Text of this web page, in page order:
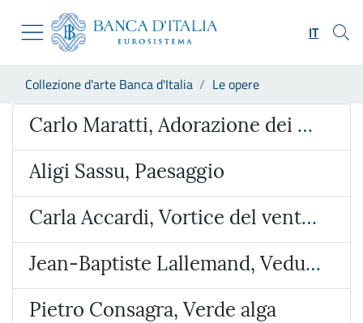
Skip to Main Content
Vai al sito istituzionale
Vai al menu di navigazione
Vai alla ricerca
Vai al footer
IT
Collezione d'arte Banca d'Italia Le opere
Opera
Carlo Maratti, Adorazione dei Magi
Aligi Sassu, Paesaggio
Carla Accardi, Vortice del vento verde
Jean-Baptiste Lallemand, Veduta ideata con l’Arco di Giano e San Giorgio al Velabro
Pietro Consagra, Verde alga